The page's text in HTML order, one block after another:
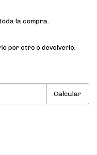
la compra.
por otro o devolverlo.
Calcular